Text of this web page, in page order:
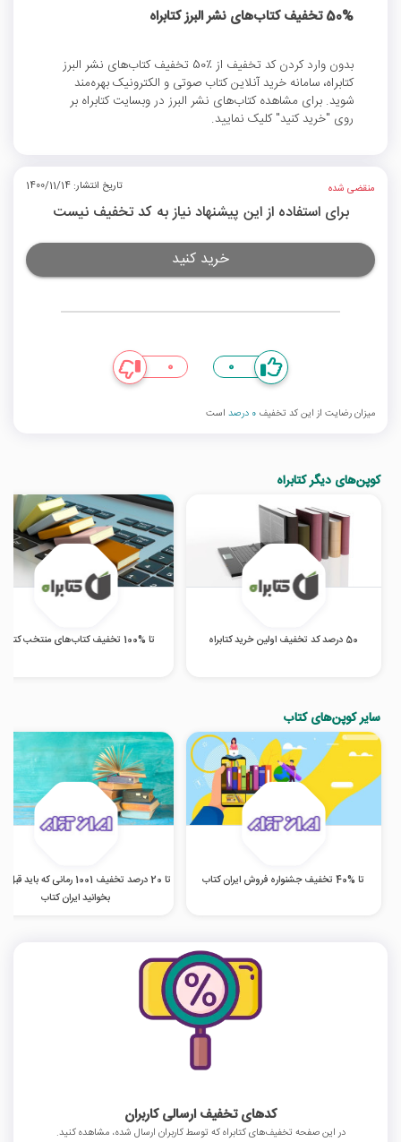
50% تخفیف کتاب‌های نشر البرز کتابراه
بدون وارد کردن کد تخفیف از ٪50 تخفیف کتاب‌های نشر البرز
کتابراه، سامانه خرید آنلاین کتاب صوتی و الکترونیک بهره‌مند
شوید. برای مشاهده کتاب‌های نشر البرز در وبسایت کتابراه بر
روی "خرید کنید" کلیک نمایید.
منقضی شده تاریخ انتشار: 1400/11/14
برای استفاده از این پیشنهاد نیاز به کد تخفیف نیست
خرید کنید
0
0
میزان رضایت از این کد تخفیف 0 درصد است
کوپن‌های دیگر کتابراه
50 درصد کد تخفیف اولین خرید کتابراه تا %100 تخفیف کتاب‌های منتخب کتابراه
سایر کوپن‌های کتاب
تا %40 تخفیف جشنواره فروش ایران کتاب
تا 20 درصد تخفیف 1001 رمانی که
بخوانید ایران کتاب
کدهای تخفیف ارسالی کاربران
در این صفحه تخفیف‌های کتابراه که توسط کاربران ارسال شده، مشاهده کنید.